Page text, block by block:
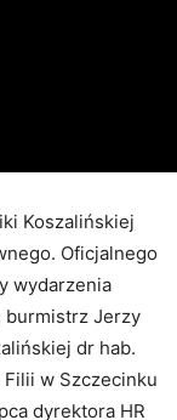
Koszalińskiej
Oficjalnego
wydarzenia
burmistrz Jerzy
dr hab.
Filii w Szczecinku
dyrektora HR